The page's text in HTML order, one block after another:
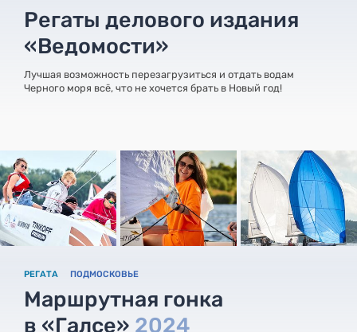
Регаты делового издания
«Ведомости»
Лучшая возможность перезагрузиться и отдать водам
Черного моря всё, что не хочется брать в Новый год!
РЕГАТА ПОДМОСКОВЬЕ
Маршрутная гонка
в «Галсе» 2024